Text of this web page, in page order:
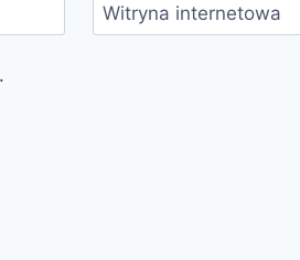
Witryna internetowa